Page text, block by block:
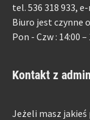
tel. 536 318 933,
Biuro jest czynne
Pon - Czw : 14:00 –
Kontakt z
Jeżeli masz